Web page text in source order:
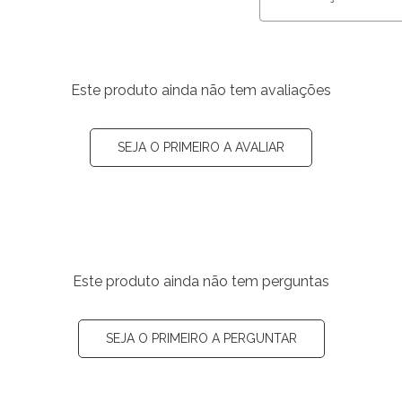
Este produto ainda não tem avaliações
SEJA O PRIMEIRO A AVALIAR
Este produto ainda não tem perguntas
SEJA O PRIMEIRO A PERGUNTAR